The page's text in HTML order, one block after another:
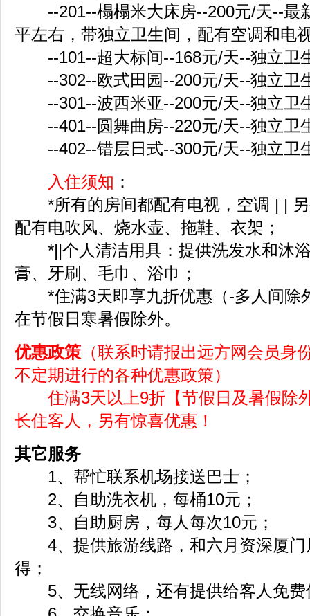
--201--榻榻米大床房--200元/天--最
平左右，带独立卫生间，配有空调和电
--101--超大标间--168元/天--独立卫
--302--欧式田园--200元/天--独立卫
--301--波西米亚--200元/天--独立卫
--401--圆舞曲房--220元/天--独立卫
--402--错层日式--300元/天--独立卫
入住须知 ：
*所有的房间都配有电视，空调 | | 另
配有电吹风、烧水壶、拖鞋、衣架；
*||个人清洁用具：提供洗发水和沐
膏、牙刷、毛巾、浴巾；
*住满3天即享九折优惠（-多人间除
在节假日寒暑假除外。
优惠政策 （联系时请报出远方网会员身
不定期进行的各种优惠政策）
住满3天以上9折【节假日及暑假除
长住客人，另有惊喜优惠！
其它服务
1、帮忙联系机场接送巴士；
2、自助洗衣机，每桶10元；
3、自助厨房，每人每次10元；
4、提供旅游线路，和六月资深厦门
得；
5、无线网络，还有提供给客人免费